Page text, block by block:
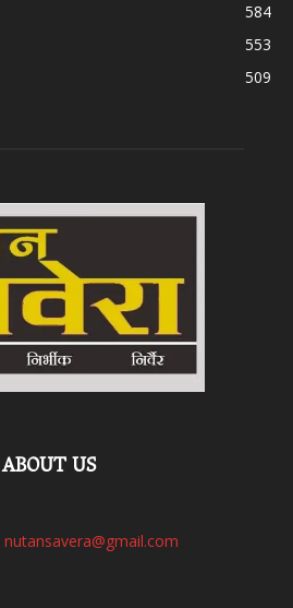
584
553
509
ABOUT US
nutansavera@gmail.com